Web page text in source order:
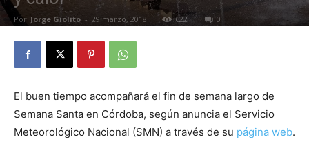
Por Jorge Giolito - 29 marzo, 2018 622 0
El buen tiempo acompañará el fin de semana largo de
Semana Santa en Córdoba, según anuncia el Servicio
Meteorológico Nacional (SMN) a través de su página web.